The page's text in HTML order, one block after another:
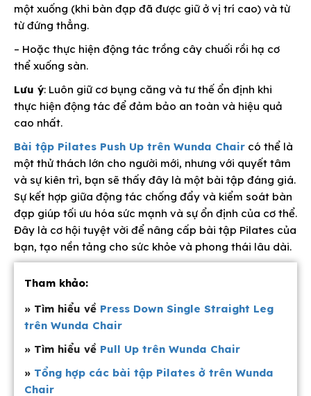
một xuống (khi bàn đạp đã được giữ ở vị trí cao) và từ
từ đứng thẳng.
– Hoặc thực hiện động tác trồng cây chuối rồi hạ cơ
thể xuống sàn.
Lưu ý: Luôn giữ cơ bụng căng và tư thế ổn định khi
thực hiện động tác để đảm bảo an toàn và hiệu quả
cao nhất.
Bài tập Pilates Push Up trên Wunda Chair có thể là
một thử thách lớn cho người mới, nhưng với quyết tâm
và sự kiên trì, bạn sẽ thấy đây là một bài tập đáng giá.
Sự kết hợp giữa động tác chống đẩy và kiểm soát bàn
đạp giúp tối ưu hóa sức mạnh và sự ổn định của cơ thể.
Đây là cơ hội tuyệt vời để nâng cấp bài tập Pilates của
bạn, tạo nền tảng cho sức khỏe và phong thái lâu dài.
Tham khảo:
» Tìm hiểu về Press Down Single Straight Leg
trên Wunda Chair
» Tìm hiểu về Pull Up trên Wunda Chair
» Tổng hợp các bài tập Pilates ở trên Wunda
Chair